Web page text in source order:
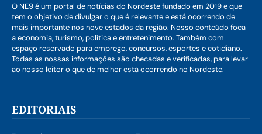
O NE9 é um portal de notícias do Nordeste fundado em 2019 e que
tem o objetivo de divulgar o que é relevante e está ocorrendo de
mais importante nos nove estados da região. Nosso conteúdo foca
a economia, turismo, política e entretenimento. Também com
espaço reservado para emprego, concursos, esportes e cotidiano.
Todas as nossas informações são checadas e verificadas, para levar
ao nosso leitor o que de melhor está ocorrendo no Nordeste.
EDITORIAIS